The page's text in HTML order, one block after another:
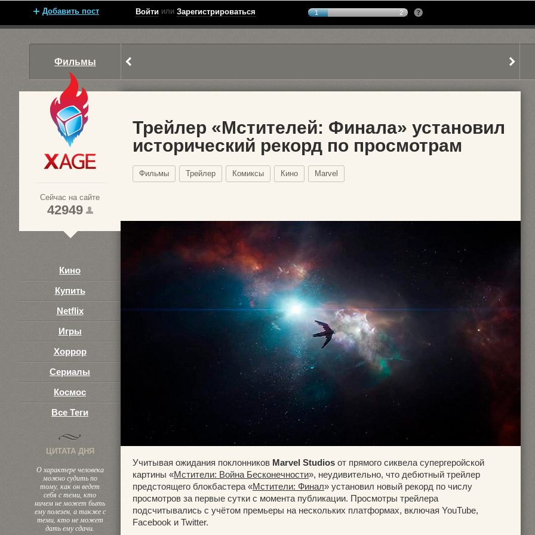
Добавить пост Войти или Зарегистрироваться 1 2
Фильмы
Сейчас на сайте
42949
Кино
Купить
Netflix
Игры
Хоррор
Сериалы
Космос
Все Теги
ЦИТАТА ДНЯ
О характере человека
можно судить по
тому, как он ведет
себя с теми, кто
ничем не может быть
ему полезен, а также с
теми, кто не может
дать ему сдачи.
Трейлер «Мстителей: Финала» установил
исторический рекорд по просмотрам
Фильмы Трейлер Комиксы Кино Marvel
Учитывая ожидания поклонников Marvel Studios от прямого сиквела супергеройской
картины «Мстители: Война Бесконечности», неудивительно, что дебютный трейлер
предстоящего блокбастера «Мстители: Финал» установил новый рекорд по числу
просмотров за первые сутки с момента публикации. Просмотры трейлера
подсчитывались с учётом премьеры на нескольких платформах, включая YouTube,
Facebook и Twitter.